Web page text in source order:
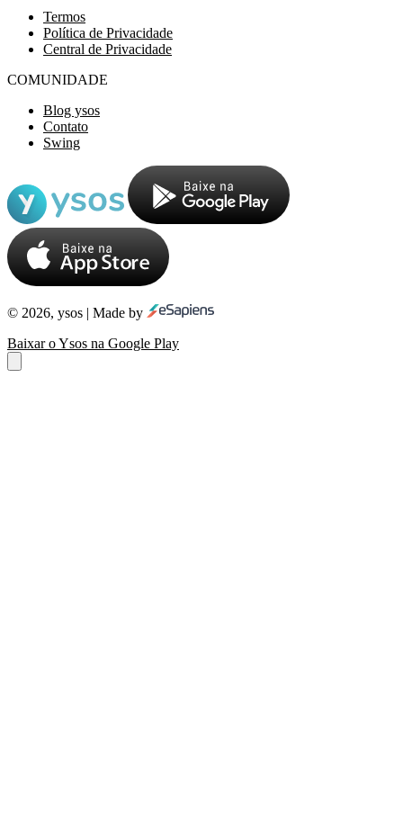
Termos
Política de Privacidade
Central de Privacidade
COMUNIDADE
Blog ysos
Contato
Swing
© 2026, ysos | Made by
Baixar o Ysos na Google Play